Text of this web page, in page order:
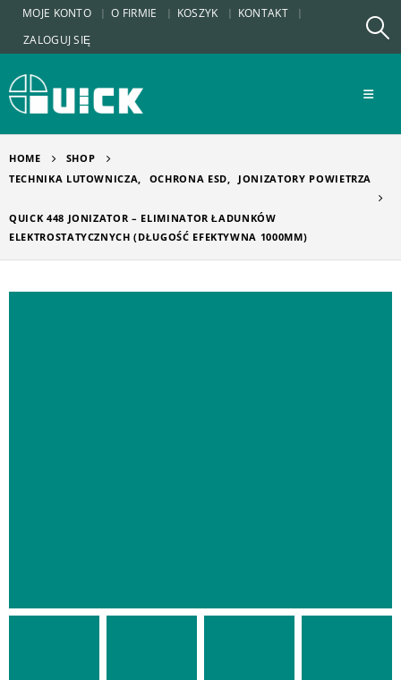
MOJE KONTO O FIRMIE KOSZYK
KONTAKT
ZALOGUJ SIĘ
HOME
SHOP
TECHNIKA LUTOWNICZA, OCHRONA ESD, JONIZATORY POWIETRZA
QUICK 448 JONIZATOR – ELIMINATOR ŁADUNKÓW
ELEKTROSTATYCZNYCH (DŁUGOŚĆ EFEKTYWNA 1000MM)